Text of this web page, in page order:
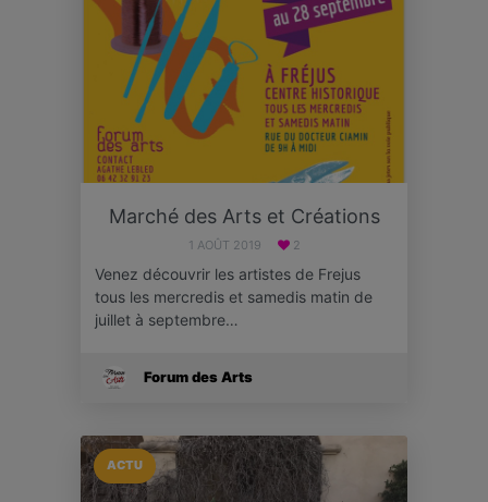
Marché des Arts et Créations
1 AOÛT 2019 2
Venez découvrir les artistes de Frejus
tous les mercredis et samedis matin de
juillet à septembre…
Forum des Arts
ACTU